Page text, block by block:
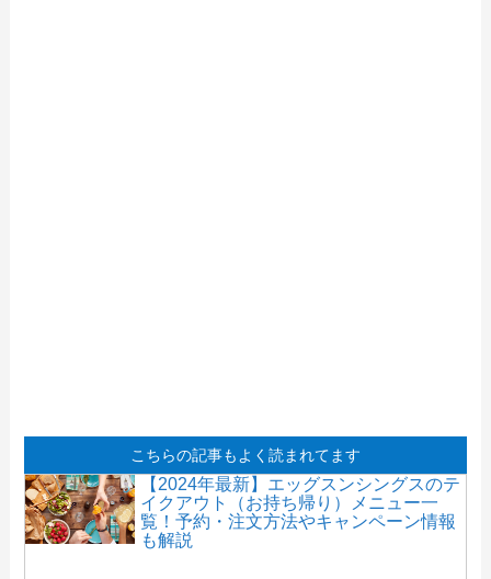
こちらの記事もよく読まれてます
【2024年最新】エッグスンシングスのテ
イクアウト（お持ち帰り）メニュー一
覧！予約・注文方法やキャンペーン情報
も解説